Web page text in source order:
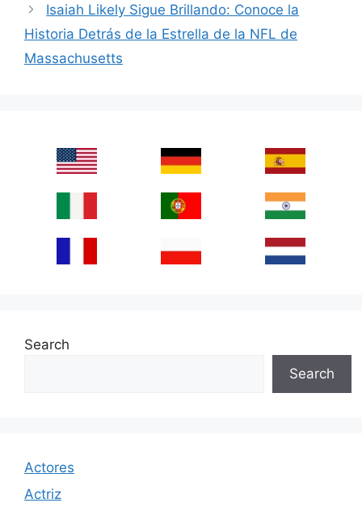
Isaiah Likely Sigue Brillando: Conoce la
Historia Detrás de la Estrella de la NFL de
Massachusetts
Search
Search
Actores
Actriz